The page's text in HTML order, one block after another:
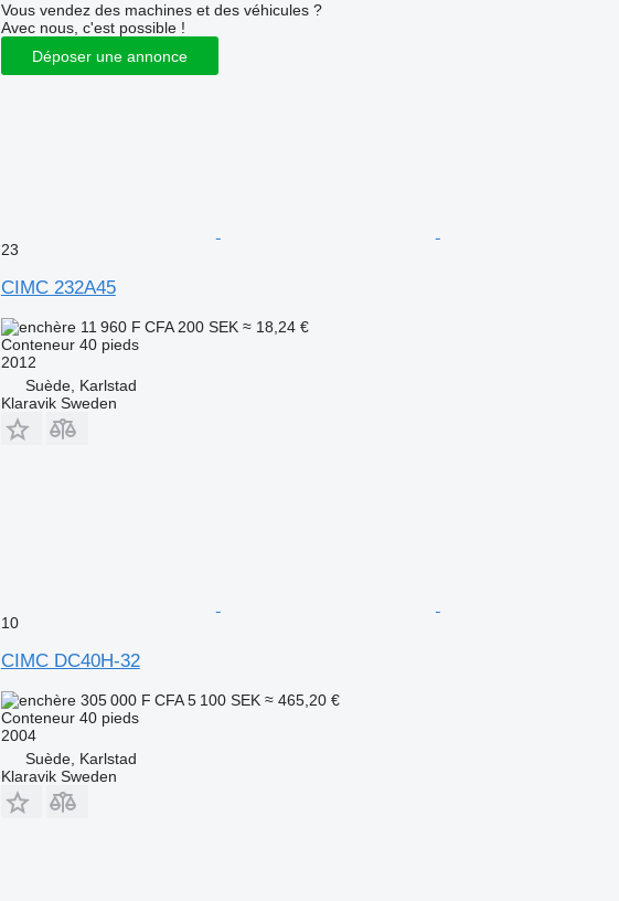
Vous vendez des machines et des véhicules ?
Avec nous, c'est possible !
Déposer une annonce
23
CIMC 232A45
11 960 F CFA 200 SEK ≈ 18,24 €
Conteneur 40 pieds
2012
Suède, Karlstad
Klaravik Sweden
10
CIMC DC40H-32
305 000 F CFA5 100 SEK ≈ 465,20 €
Conteneur 40 pieds
2004
Suède, Karlstad
Klaravik Sweden